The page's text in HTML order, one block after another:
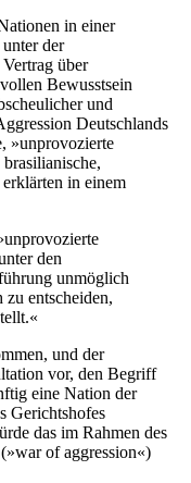
in einer
der
über
Bewusstsein
und
Deutschlands
»unprovozierte
in einem
den
unmöglich
zu entscheiden,
und der
vor, den Begriff
eine Nation der
Gerichtshofes
das im Rahmen des
of aggression«)